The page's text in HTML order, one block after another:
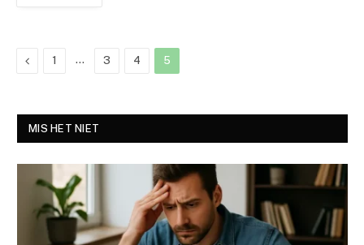
Previous
1 … 3 4 5
MIS HET NIET